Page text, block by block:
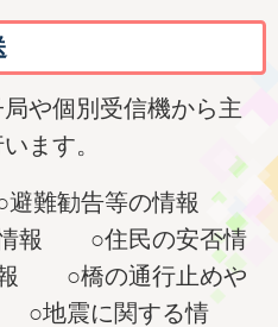
や個別受信機から主
ます。
難勧告等の情報
情報 ○住民の安否情
○橋の通行止めや
○地震に関する情